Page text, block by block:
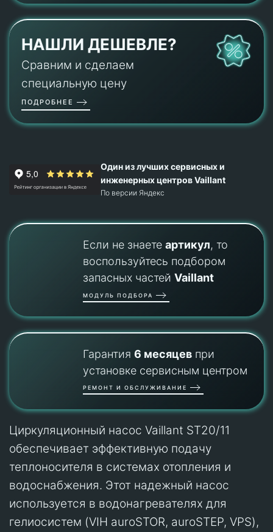
НАШЛИ ДЕШЕВЛЕ?
Сравним и сделаем
специальную цену
ПОДРОБНЕЕ
Один из лучших сервисных и
инженерных центров Vaillant
По версии Яндекс
Если не знаете артикул, то
воспользуйтесь подбором
запасных частей Vaillant
МОДУЛЬ ПОДБОРА
Гарантия 6 месяцевпри
установке сервисным центром
РЕМОНТ И ОБСЛУЖИВАНИЕ
Циркуляционный насос Vaillant ST20/11
обеспечивает эффективную подачу
теплоносителя в системах отопления и
водоснабжения. Этот надежный насос
используется в водонагревателях для
гелиосистем (VIH auroSTOR, auroSTEP, VPS),